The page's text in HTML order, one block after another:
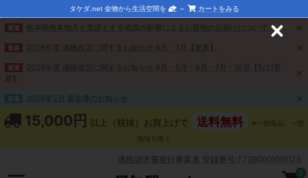
重要 熊本県熊本地方を震源とする地震の影響によるお荷物のお届けについて
重要 2026年度 価格改定に関するお知らせ 6月・7月【更新】
重要
2026年度 価格改定に関するお知らせ 4月・5月・6月・7月・10月【5/21更
新】
新着 2026年2月 新在庫のお知らせ
タケダ.net 金物から生活空間を ～ カートをみる
15,000円 以上（税抜）お買上げで 送料無料
※一部商品、一部
地域を除く
適格請求書発行事業者 登録番号:T7390001001175
0
C
s